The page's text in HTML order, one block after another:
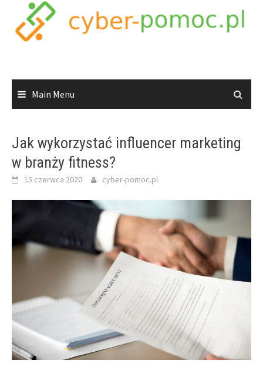
content
Main Menu
Jak wykorzystać influencer marketing
w branży fitness?
15 czerwca 2020 cyber-pomoc.pl